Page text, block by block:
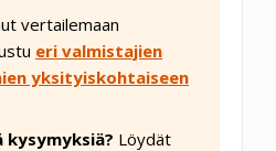
vertailemaan
eri valmistajien
yksityiskohtaiseen
kysymyksiä? Löydät